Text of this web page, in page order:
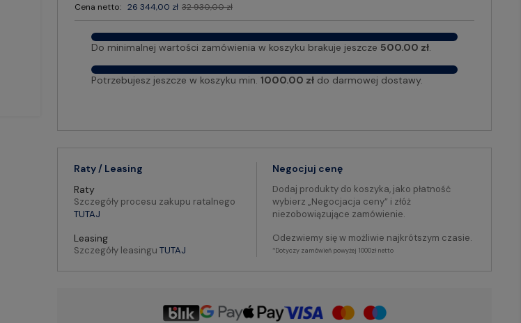
Cena netto: 26 344,00 zł 32 930,00 zł
Do minimalnej wartości zamówienia w koszyku brakuje jeszcze 500.00 zł.
Potrzebujesz jeszcze w koszyku min. 1000.00 złdo darmowej dostawy.
Raty / Leasing
Raty
Szczegóły procesu zakupu ratalnego
TUTAJ
Leasing
Szczegóły leasinguTUTAJ
Negocjuj cenę
Dodaj produkty do koszyka, jako płatność
wybierz „Negocjacja ceny” i złóż
niezobowiązujące zamówienie.
Odezwiemy się w możliwie najkrótszym czasie.
*Dotyczy zamówień powyżej 1000zł netto